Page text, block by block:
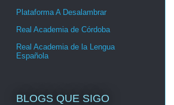
Plataforma A Desalambrar
Real Academia de Córdoba
Real Academia de la Lengua
Española
BLOGS QUE SIGO